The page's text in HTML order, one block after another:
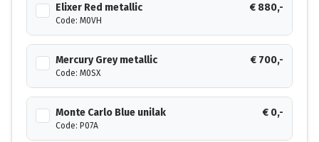
Elixer Red metallic
Code: M0VH
€ 880,-
Mercury Grey metallic
Code: M0SX
€ 700,-
Monte Carlo Blue unilak
Code: P07A
€ 0,-